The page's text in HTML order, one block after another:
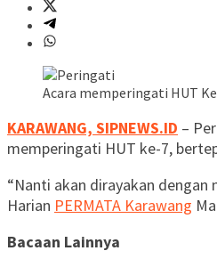
Acara memperingati HUT
KARAWANG, SIPNEWS.ID –
memperingati HUT ke-7,
“Nanti akan dirayakan
Harian PERMATA Karawang
Bacaan Lainnya